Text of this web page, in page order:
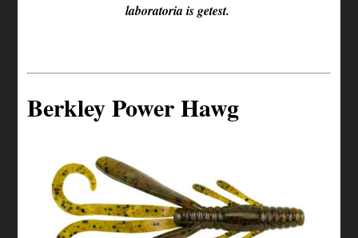
laboratoria is getest.
Berkley Power Hawg